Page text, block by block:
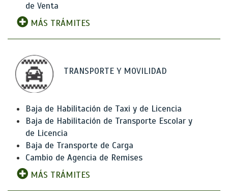
de Venta
MÁS TRÁMITES
TRANSPORTE Y MOVILIDAD
Baja de Habilitación de Taxi y de Licencia
Baja de Habilitación de Transporte Escolar y
de Licencia
Baja de Transporte de Carga
Cambio de Agencia de Remises
MÁS TRÁMITES